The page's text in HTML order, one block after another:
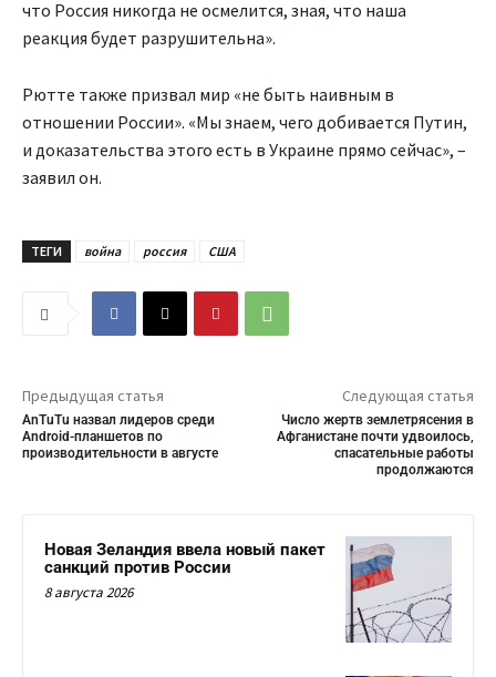
что Россия никогда не осмелится, зная, что наша
реакция будет разрушительна».
Рютте также призвал мир «не быть наивным в
отношении России». «Мы знаем, чего добивается Путин,
и доказательства этого есть в Украине прямо сейчас», –
заявил он.
ТЕГИ война россия США
Предыдущая статья
AnTuTu назвал лидеров среди
Android-планшетов по
производительности в августе
Следующая статья
Число жертв землетрясения в
Афганистане почти удвоилось,
спасательные работы
продолжаются
Новая Зеландия ввела новый пакет
санкций против России
8 августа 2026